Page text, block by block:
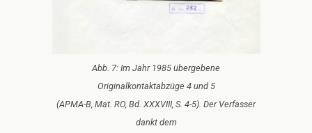
Abb. 7: Im Jahr 1985 übergebene
Originalkontaktabzüge 4 und 5
(APMA-B, Mat. RO, Bd. XXXVIII, S. 4-5). Der Verfasser
dankt dem